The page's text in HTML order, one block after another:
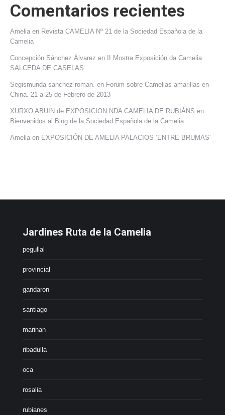
Comentarios recientes
Amelia en Revista CAMELIA Nº 21 de la Sociedad Española de la
Camelia
Concepción Sánchez Álvarez en
II Mostra Exposición da Camelia
SALCEDA DE CASELAS
Segismunda sanchez roman. en Forum sobre Camelias amarillas en
China. 21 a 25 de Febrero de 2013
XURXO ABUIN de EXPOSICION NDA CAMELIA DE RUBIÁNS en
Bienvenidos al Blog de la Sociedad Española de la Camelia
Amelia en EXPOSICIÓN DE AMELIA PALACIOS ‘ENTRE BRUMAS’
Jardines Ruta de la Camelia
pegullal
provincial
gandaron
santiago
marinan
ribadulla
oca
rosalia
rubianes